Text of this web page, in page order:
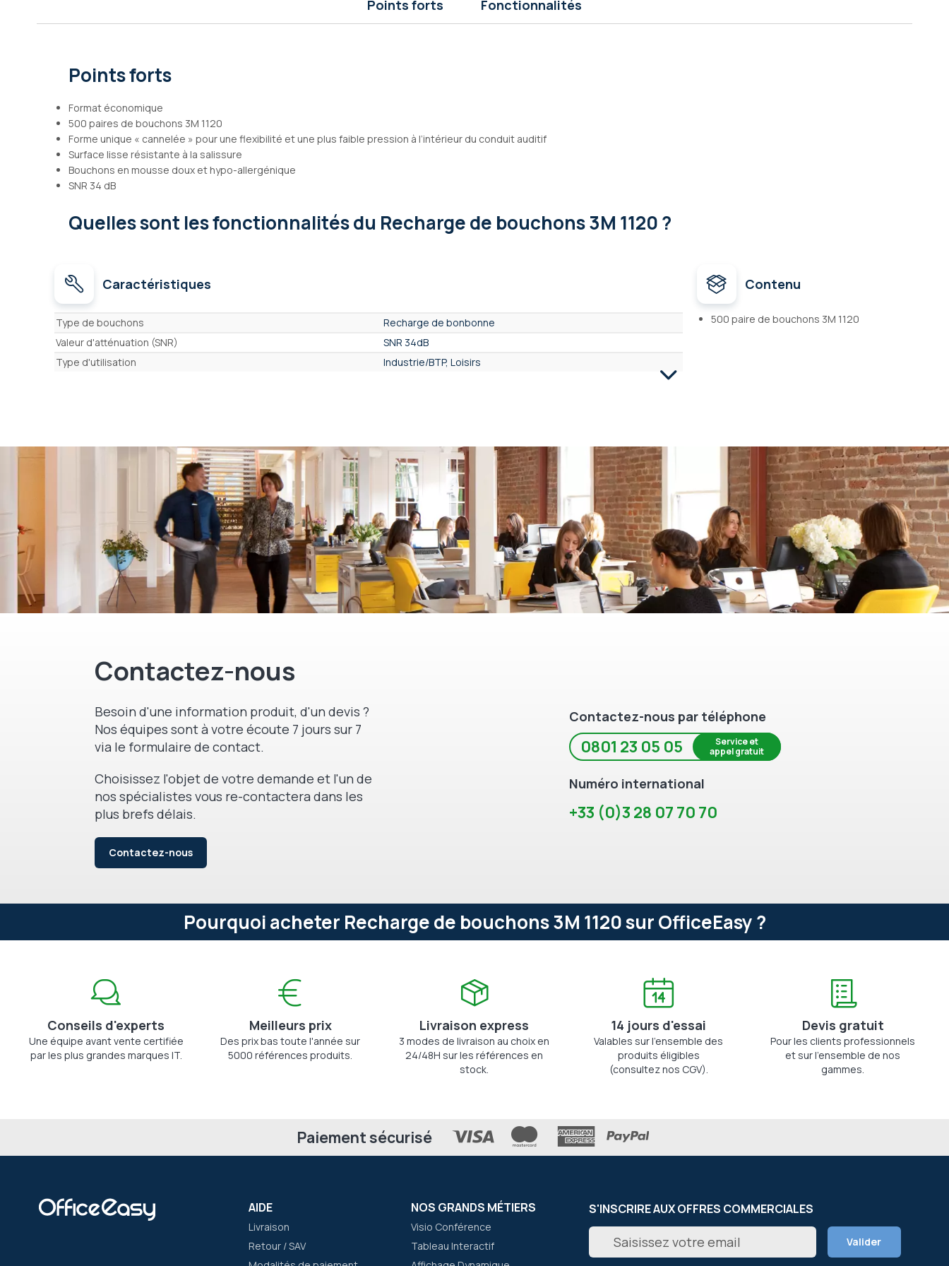
d’images
Points forts Fonctionnalités
Points forts
Format économique
500 paires de bouchons 3M 1120
Forme unique « cannelée » pour une flexibilité et une plus faible pression à l’intérieur du conduit auditif
Surface lisse résistante à la salissure
Bouchons en mousse doux et hypo-allergénique
SNR 34 dB
Quelles sont les fonctionnalitésdu Recharge de bouchons 3M 1120 ?
Caractéristiques
Caractéristiques
Type de bouchons
Recharge de bonbonne
Valeur d'atténuation (SNR)
SNR 34dB
Type d'utilisation
Industrie/BTP, Loisirs
Contenu
500 paire de bouchons 3M 1120
Contactez-nous
Besoin d'une information produit, d'un devis ?
Nos équipes sont à votre écoute 7 jours sur 7
via le formulaire de contact.
Choisissez l'objet de votre demande et l'un de
nos spécialistes vous re-contactera dans les
plus brefs délais.
Contactez-nous
Contactez-nous par téléphone
0801 23 05 05
Service et
appel gratuit
Numéro international
+33 (0)3 28 07 70 70
Pourquoi acheter Recharge de bouchons 3M 1120 sur OfficeEasy ?
Conseils d'experts
Une équipe avant vente certifiée
par les plus grandes marques IT.
Meilleurs prix
Des prix bas toute l'année sur
5000 références produits.
Livraison express
3 modes de livraison au choix en
24/48H sur les références en
stock.
14 jours d'essai
Valables sur l'ensemble des
produits éligibles
(consultez nos CGV).
Devis gratuit
Pour les clients professionnels
et sur l'ensemble de nos
gammes.
Paiement sécurisé
AIDE
Livraison
Retour / SAV
NOS GRANDS MÉTIERS
Visio Conférence
Tableau Interactif
S'INSCRIRE AUX OFFRES COMMERCIALES
Inscription
notre
Valider